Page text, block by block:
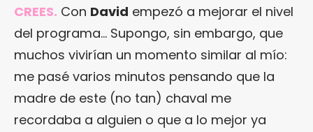
CREES. Con David empezó a mejorar el nivel
del programa… Supongo, sin embargo, que
muchos vivirían un momento similar al mío:
me pasé varios minutos pensando que la
madre de este (no tan) chaval me
recordaba a alguien o que a lo mejor ya